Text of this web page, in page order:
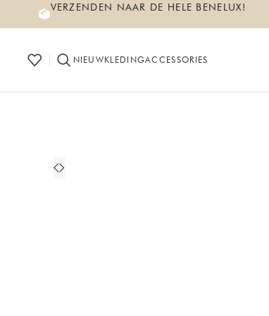
VERZENDEN NAAR DE HELE BENELUX!
NIEUWKLEDINGACCESSORIES